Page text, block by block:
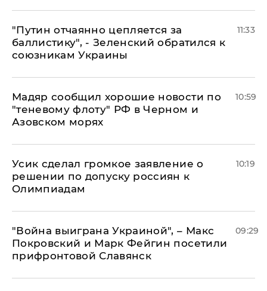
"Путин отчаянно цепляется за
баллистику", - Зеленский обратился к
союзникам Украины
11:33
Мадяр сообщил хорошие новости по
"теневому флоту" РФ в Черном и
Азовском морях
10:59
Усик сделал громкое заявление о
решении по допуску россиян к
Олимпиадам
10:19
"Война выиграна Украиной", – Макс
Покровский и Марк Фейгин посетили
прифронтовой Славянск
09:29